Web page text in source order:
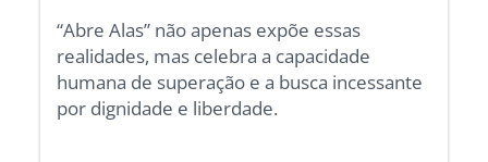
“Abre Alas” não apenas expõe essas
realidades, mas celebra a capacidade
humana de superação e a busca incessante
por dignidade e liberdade.